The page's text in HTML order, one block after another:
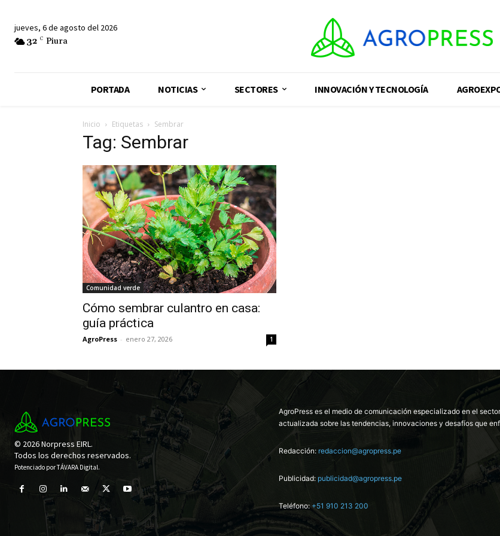
jueves, 6 de agosto del 2026
32 C Piura
PORTADA NOTICIAS SECTORES INNOVACIÓN Y TECNOLOGÍA
Inicio Etiquetas Sembrar
Tag: Sembrar
Comunidad verde
Cómo sembrar culantro en casa:
guía práctica
AgroPress - enero 27, 2026 1
© 2026 Norpress EIRL.
Todos los derechos reservados.
Potenciado porTÁVARA Digital.
AgroPress es el medio de comunicación especializado en el
actualizada sobre las tendencias, innovaciones y desafíos que
Redacción: redaccion@agropress.pe
Publicidad: publicidad@agropress.pe
Teléfono: +51 910 213 200